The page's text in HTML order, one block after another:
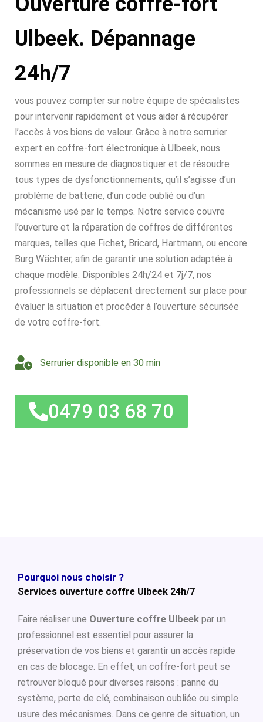
Ulbeek. Dépannage
24h/7
vous pouvez compter sur notre équipe de spécialistes
pour intervenir rapidement et vous aider à récupérer
l’accès à vos biens de valeur. Grâce à notre serrurier
expert en coffre-fort électronique à Ulbeek, nous
sommes en mesure de diagnostiquer et de résoudre
tous types de dysfonctionnements, qu’il s’agisse d’un
problème de batterie, d’un code oublié ou d’un
mécanisme usé par le temps. Notre service couvre
l’ouverture et la réparation de coffres de différentes
marques, telles que Fichet, Bricard, Hartmann, ou encore
Burg Wächter, afin de garantir une solution adaptée à
chaque modèle. Disponibles 24h/24 et 7j/7, nos
professionnels se déplacent directement sur place pour
évaluer la situation et procéder à l’ouverture sécurisée
de votre coffre-fort.
Serrurier disponible en 30 min
0479 03 68 70
Pourquoi nous choisir ?
Services ouverture coffre Ulbeek 24h/7
Faire réaliser une Ouverture coffre Ulbeek par un
professionnel est essentiel pour assurer la
préservation de vos biens et garantir un accès rapide
en cas de blocage. En effet, un coffre-fort peut se
retrouver bloqué pour diverses raisons : panne du
système, perte de clé, combinaison oubliée ou simple
usure des mécanismes. Dans ce genre de situation, un